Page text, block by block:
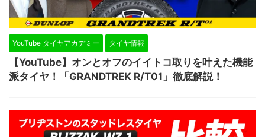
YouTube タイヤアカデミー タイヤ情報
【YouTube】オンとオフのイイトコ取りを叶えた機能
派タイヤ！「GRANDTREK R/T01」徹底解説！